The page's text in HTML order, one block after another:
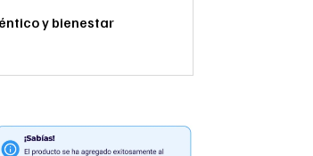
y bienestar